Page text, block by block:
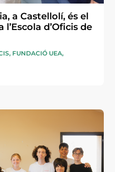
a Castellolí, és el
d’Oficis de
, FUNDACIÓ UEA,